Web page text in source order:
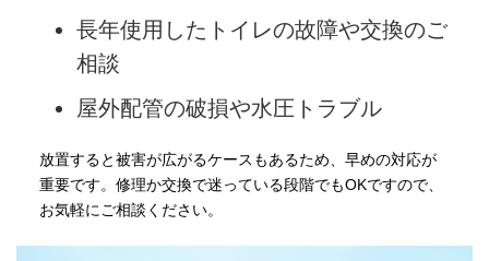
長年使用したトイレの故障や交換のご
相談
屋外配管の破損や水圧トラブル
放置すると被害が広がるケースもあるため、早めの対応が
重要です。修理か交換で迷っている段階でもOKですので、
お気軽にご相談ください。